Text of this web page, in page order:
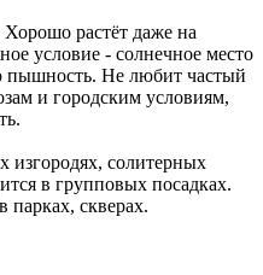
растёт даже на
условие - солнечное место
пышность. Не любит частый
и городским условиям,
изгородях, солитерных
в групповых посадках.
парках, скверах.